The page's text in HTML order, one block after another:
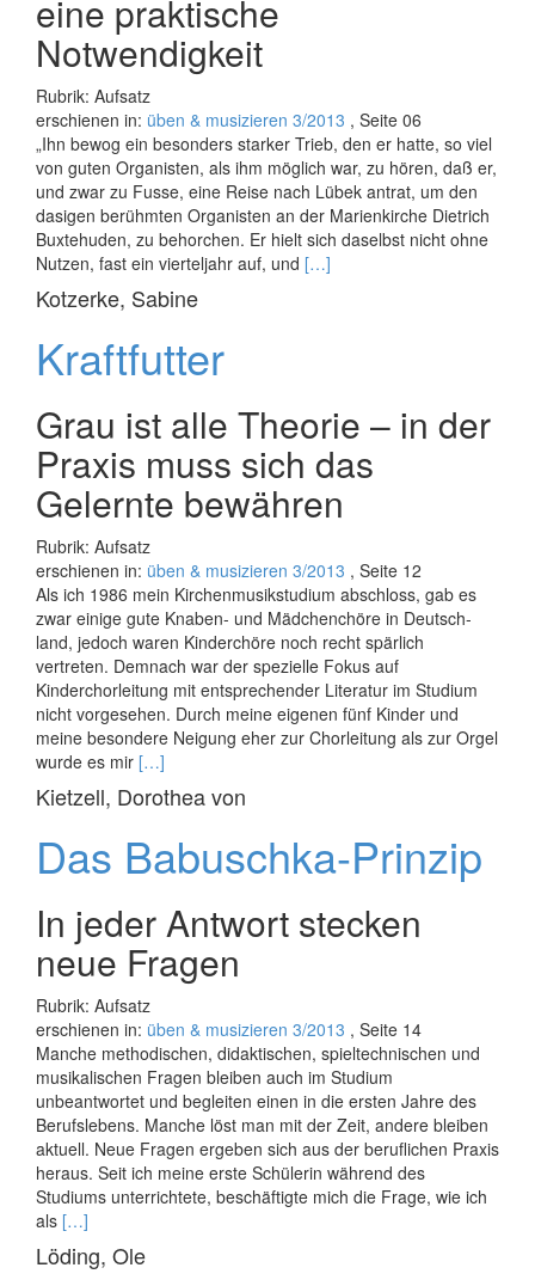
eine ­praktische
Notwendigkeit
Rubrik: Aufsatz
erschienen in: üben & musizieren 3/2013 , Seite 06
„Ihn bewog ein besonders starker Trieb, den er hatte, so viel
von guten Organisten, als ihm möglich war, zu hören, daß er,
und zwar zu Fusse, eine Reise nach Lübek antrat, um den
dasigen berühmten Organisten an der Marienkirche Dietrich
Buxtehuden, zu behorchen. Er hielt sich daselbst nicht ohne
Nutzen, fast ein vierteljahr auf, und Read
[…]
Kotzerke, Sabine
Kraftfutter
Grau ist alle Theorie – in der
Praxis muss sich das
Gelernte bewähren
Rubrik: Aufsatz
erschienen in: üben & musizieren 3/2013 , Seite 12
Als ich 1986 mein Kirchenmusikstudium abschloss, gab es
zwar einige gute Knaben- und Mädchenchöre in Deutsch­
land, jedoch waren Kinderchöre noch recht spärlich
vertreten. Demnach war der spezielle Fokus auf
Kinderchorleitung mit entsprechender Literatur im Studium
nicht vorgesehen. Durch meine eigenen fünf Kinder und
meine besondere Neigung eher zur Chorleitung als zur Orgel
wurde es mir Read
more
about
[…]
Kietzell, Dorothea von
Das Babuschka-Prinzip
In jeder Antwort stecken
neue Fragen
Rubrik: Aufsatz
erschienen in: üben & musizieren 3/2013 , Seite 14
Manche methodischen, didaktischen, spieltechnischen und
musikalischen Fragen bleiben auch im Studium
unbeantwortet und begleiten einen in die ersten Jahre des
Berufslebens. Manche löst man mit der Zeit, andere bleiben
aktuell. Neue Fragen ergeben sich aus der beruflichen Praxis
heraus. Seit ich meine erste Schülerin während des
Studiums unterrichtete, beschäftigte mich die Frage, wie ich
als Read
more
about
[…]
Löding, Ole